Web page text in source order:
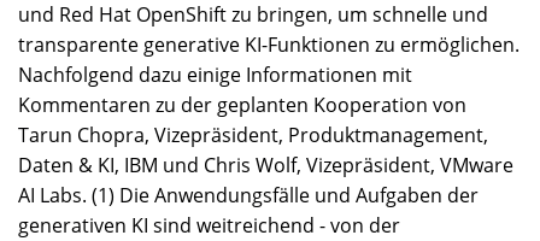
und Red Hat OpenShift zu bringen, um schnelle und
transparente generative KI-Funktionen zu ermöglichen.
Nachfolgend dazu einige Informationen mit
Kommentaren zu der geplanten Kooperation von
Tarun Chopra, Vizepräsident, Produktmanagement,
Daten & KI, IBM und Chris Wolf, Vizepräsident, VMware
AI Labs. (1) Die Anwendungsfälle und Aufgaben der
generativen KI sind weitreichend - von der